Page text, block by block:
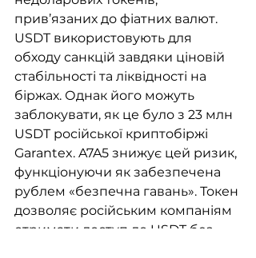
прив’язаних до фіатних валют.
USDT використовують для
обходу санкцій завдяки ціновій
стабільності та ліквідності на
біржах. Однак його можуть
заблокувати, як це було з 23 млн
USDT російської криптобіржі
Garantex. A7A5 знижує цей ризик,
функціонуючи як забезпечена
рублем «безпечна гавань». Токен
дозволяє російським компаніям
отримати доступ до USDT без